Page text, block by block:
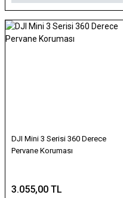
DJI Mini 3 Serisi 360 Derece
Pervane Koruması
3.055,00 TL